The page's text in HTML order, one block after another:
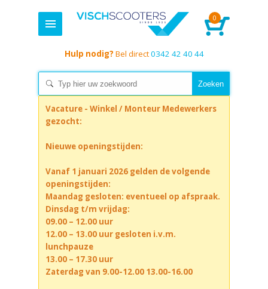
0
Hulp nodig? Bel direct0342 42 40 44
Vacature - Winkel / Monteur Medewerkers
gezocht:
Nieuwe openingstijden:
Vanaf 1 januari 2026 gelden de volgende
openingstijden:
Maandag gesloten: eventueel op afspraak.
Dinsdag t/m vrijdag:
09.00 – 12.00 uur
12.00 – 13.00 uur gesloten i.v.m.
lunchpauze
13.00 – 17.30 uur
Zaterdag van 9.00-12.00 13.00-16.00